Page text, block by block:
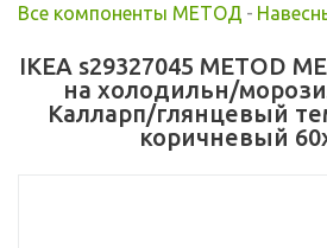
Все компоненты МЕТОД -
IKEA s29327045 METOD
на холодильн/
Калларп/глянцевый
коричневый